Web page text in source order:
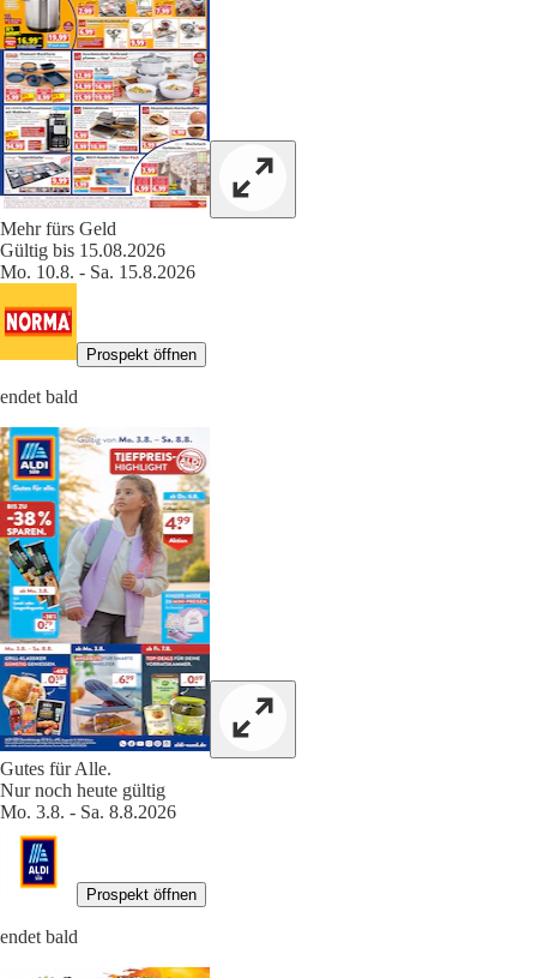
Mehr fürs Geld
Gültig bis 15.08.2026
Mo. 10.8. - Sa. 15.8.2026
Prospekt öffnen
endet bald
Gutes für Alle.
Nur noch heute gültig
Mo. 3.8. - Sa. 8.8.2026
Prospekt öffnen
endet bald